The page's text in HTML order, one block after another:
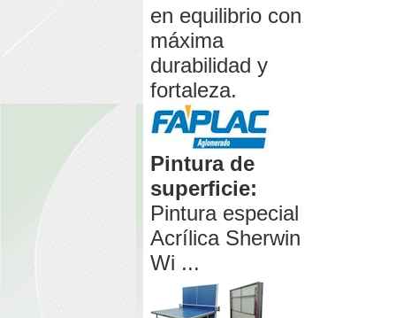
en equilibrio con
máxima
durabilidad y
fortaleza.
Pintura de
superficie:
Pintura especial
Acrílica Sherwin
Wi ...